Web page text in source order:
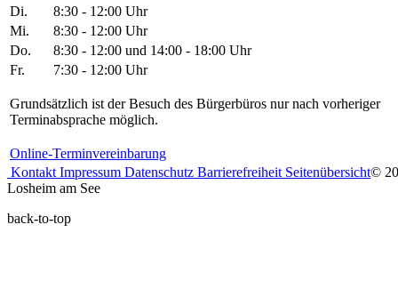
Di.
8:30 - 12:00 Uhr
Mi.
8:30 - 12:00 Uhr
Do.
8:30 - 12:00 und 14:00 - 18:00 Uhr
Fr.
7:30 - 12:00 Uhr
Grundsätzlich ist der Besuch des Bürgerbüros nur nach vorheriger
Terminabsprache möglich.
Online-Terminvereinbarung
Kontakt Impressum Datenschutz Barrierefreiheit Seitenübersicht©
Losheim am See
back-to-top